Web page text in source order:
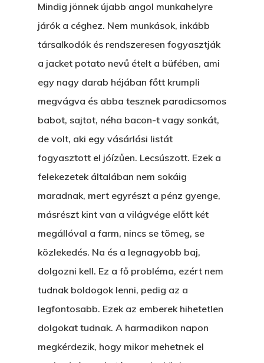
Mindig jönnek újabb angol munkahelyre
járók a céghez. Nem munkások, inkább
társalkodók és rendszeresen fogyasztják
a jacket potato nevű ételt a büfében, ami
egy nagy darab héjában főtt krumpli
megvágva és abba tesznek paradicsomos
babot, sajtot, néha bacon-t vagy sonkát,
de volt, aki egy vásárlási listát
fogyasztott el jóízűen. Lecsúszott. Ezek a
felekezetek általában nem sokáig
maradnak, mert egyrészt a pénz gyenge,
másrészt kint van a világvége előtt két
megállóval a farm, nincs se tömeg, se
közlekedés. Na és a legnagyobb baj,
dolgozni kell. Ez a fő probléma, ezért nem
tudnak boldogok lenni, pedig az a
legfontosabb. Ezek az emberek hihetetlen
dolgokat tudnak. A harmadikon napon
megkérdezik, hogy mikor mehetnek el